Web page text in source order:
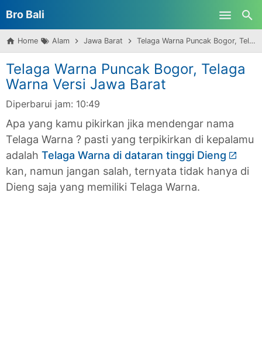
Bro Bali
Home Alam Jawa Barat Telaga Warna Puncak Bogor, Telaga Warna Versi Jawa Barat
Telaga Warna Puncak Bogor, Telaga
Warna Versi Jawa Barat
Diperbarui jam: 10:49
Apa yang kamu pikirkan jika mendengar nama
Telaga Warna ? pasti yang terpikirkan di kepalamu
adalah Telaga Warna di dataran tinggi Dieng
kan, namun jangan salah, ternyata tidak hanya di
Dieng saja yang memiliki Telaga Warna.